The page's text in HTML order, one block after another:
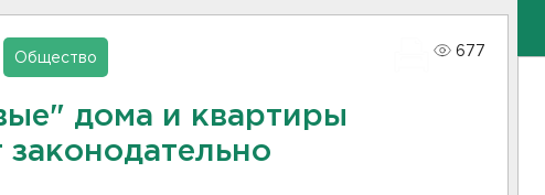
Общество
677
дома и квартиры
законодательно